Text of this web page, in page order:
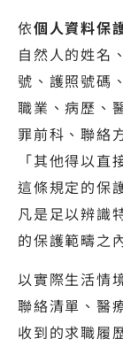
依個人資料保
自然人的姓名
號、護照號碼
職業、病歷、
罪前科、聯絡
「其他得以直
這條規定的保
凡是足以辨識
的保護範疇之
以實際生活情
聯絡清單、醫
收到的求職履